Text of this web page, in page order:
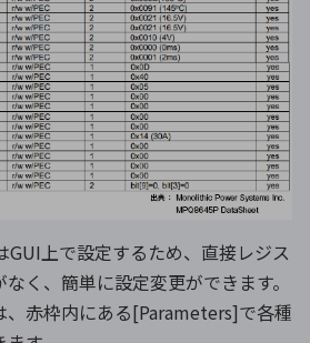
上で設定するため、直接レジス
く、簡単に設定変更ができます。
、赤枠内にある[Parameters]で各種